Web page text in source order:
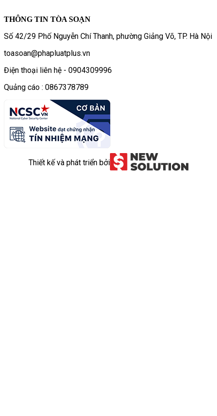
THÔNG TIN TÒA SOẠN
Số 42/29 Phố Nguyễn Chí Thanh, phường Giảng Võ, TP. Hà Nội
toasoan@phapluatplus.vn
Điện thoại liên hệ - 0904309996
Quảng cáo : 0867378789
Thiết kế và phát triển bởi